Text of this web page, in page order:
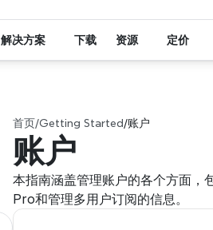
首页/Getting Started /账户
账户
本指南涵盖管理账户的各个方面，
Pro和管理多用户订阅的信息。
解决方案 下载 资源 定价